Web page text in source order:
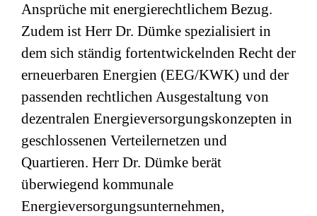
Ansprüche mit energierechtlichem Bezug.
Zudem ist Herr Dr. Dümke spezialisiert in
dem sich ständig fortentwickelnden Recht der
erneuerbaren Energien (EEG/KWK) und der
passenden rechtlichen Ausgestaltung von
dezentralen Energieversorgungskonzepten in
geschlossenen Verteilernetzen und
Quartieren. Herr Dr. Dümke berät
überwiegend kommunale
Energieversorgungsunternehmen,